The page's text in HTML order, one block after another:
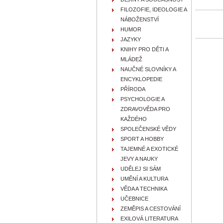
FILOZOFIE, IDEOLOGIE A
NÁBOŽENSTVÍ
HUMOR
JAZYKY
KNIHY PRO DĚTI A
MLÁDEŽ
NAUČNÉ SLOVNÍKY A
ENCYKLOPEDIE
PŘÍRODA
PSYCHOLOGIE A
ZDRAVOVĚDA PRO
KAŽDÉHO
SPOLEČENSKÉ VĚDY
SPORT A HOBBY
TAJEMNÉ A EXOTICKÉ
JEVY A NAUKY
UDĚLEJ SI SÁM
UMĚNÍ A KULTURA
VĚDA A TECHNIKA
UČEBNICE
ZEMĚPIS A CESTOVÁNÍ
EXILOVÁ LITERATURA